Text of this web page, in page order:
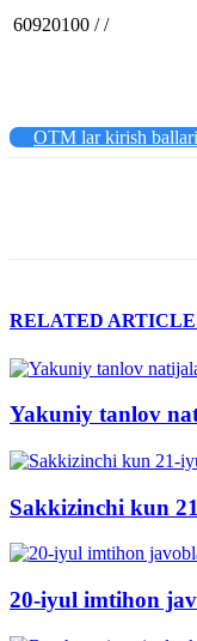
60920100 / /
OTM lar kirish ballari
RELATED
Yakuniy tanlov
Sakkizinchi kun
20-iyul imtihon